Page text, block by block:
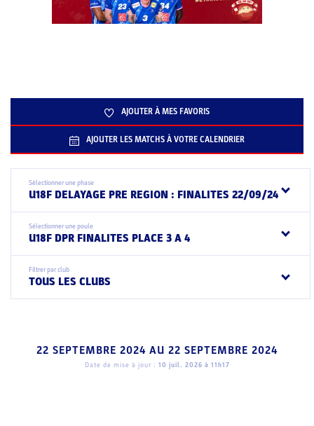
AJOUTER À MES FAVORIS
AJOUTER LES MATCHS À VOTRE CALENDRIER
Sélectionner une phase
U18F DELAYAGE PRE REGION : FINALITES 22/09/24
Sélectionner une poule
U18F DPR FINALITES PLACE 3 A 4
Filtrer par club
TOUS LES CLUBS
22 SEPTEMBRE 2024 AU 22 SEPTEMBRE 2024
Date de mise à jour : 10 juil. 2026 à 11h17